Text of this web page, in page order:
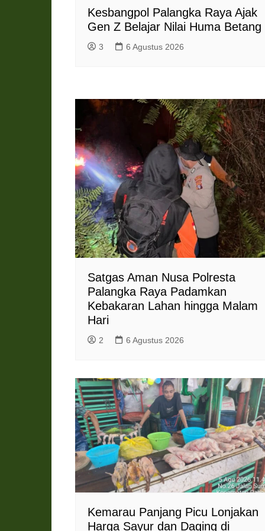
Kesbangpol Palangka Raya Ajak
Gen Z Belajar Nilai Huma Betang
3 6 Agustus 2026
Satgas Aman Nusa Polresta
Palangka Raya Padamkan
Kebakaran Lahan hingga Malam
Hari
2 6 Agustus 2026
Kemarau Panjang Picu Lonjakan
Harga Sayur dan Daging di